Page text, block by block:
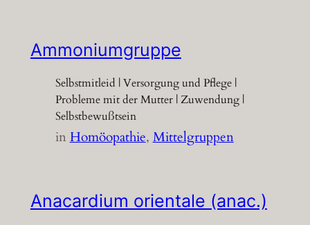
Ammoniumgruppe
Selbstmitleid | Versorgung und Pflege |
Probleme mit der Mutter | Zuwendung |
Selbstbewußtsein
inHomöopathie, Mittelgruppen
Anacardium orientale (anac.)